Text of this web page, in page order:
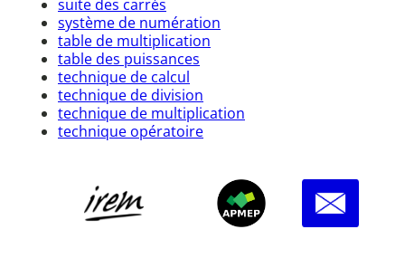
suite des carrés
système de numération
table de multiplication
table des puissances
technique de calcul
technique de division
technique de multiplication
technique opératoire